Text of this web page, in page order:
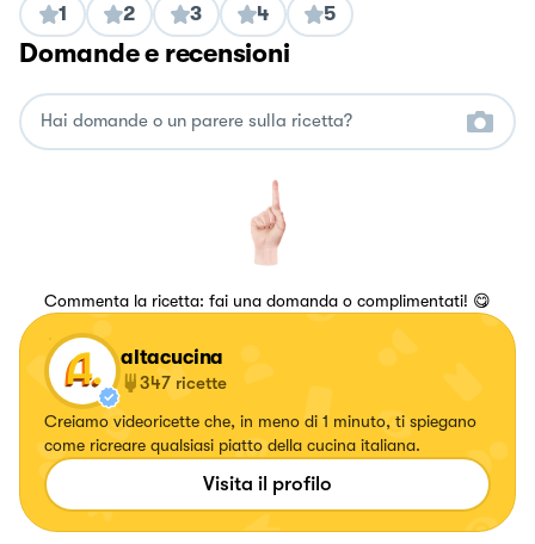
1 2 3 4 5
Domande e recensioni
Commenta la ricetta: fai una domanda o complimentati! 😋
altacucina
347 ricette
Creiamo videoricette che, in meno di 1 minuto, ti spiegano
come ricreare qualsiasi piatto della cucina italiana.
Visita il profilo